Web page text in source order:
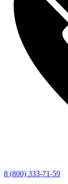
8 (800) 333-71-59